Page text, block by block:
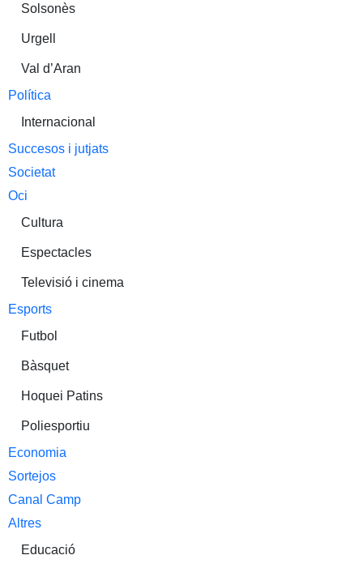
Solsonès
Urgell
Val d’Aran
Política
Internacional
Succesos i jutjats
Societat
Oci
Cultura
Espectacles
Televisió i cinema
Esports
Futbol
Bàsquet
Hoquei Patins
Poliesportiu
Economia
Sortejos
Canal Camp
Altres
Educació